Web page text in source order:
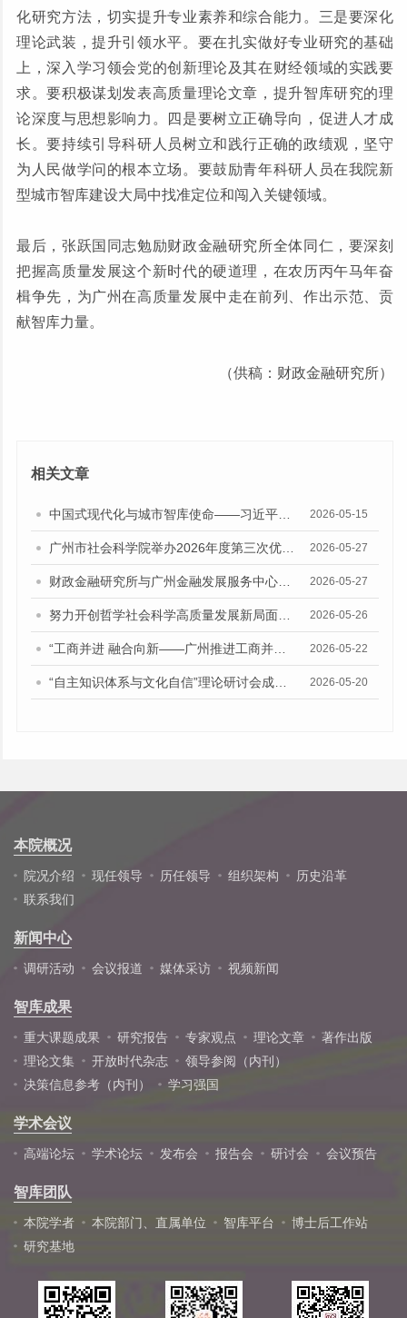
化研究方法，切实提升专业素养和综合能力。三是要深化
理论武装，提升引领水平。要在扎实做好专业研究的基础
上，深入学习领会党的创新理论及其在财经领域的实践要
求。要积极谋划发表高质量理论文章，提升智库研究的理
论深度与思想影响力。四是要树立正确导向，促进人才成
长。要持续引导科研人员树立和践行正确的政绩观，坚守
为人民做学问的根本立场。要鼓励青年科研人员在我院新
型城市智库建设大局中找准定位和闯入关键领域。
最后，张跃国同志勉励财政金融研究所全体同仁，要深刻
把握高质量发展这个新时代的硬道理，在农历丙午马年奋
楫争先，为广州在高质量发展中走在前列、作出示范、贡
献智库力量。
（供稿：财政金融研究所）
相关文章
2026-05-15
2026-05-27
2026-05-27
2026-05-26
2026-05-22
2026-05-20
本院概况
院况介绍 现任领导 历任领导 组织架构
历史沿革
联系我们
新闻中心
调研活动 会议报道 媒体采访 视频新闻
智库成果
重大课题成果 研究报告 专家观点 理论文章
著作出版
理论文集
开放时代杂志
领导参阅（内刊）
决策信息参考（内刊）
学习强国
学术会议
高端论坛 学术论坛 发布会 报告会 研讨会 会议预告
智库团队
本院学者 本院部门、直属单位 智库平台
博士后工作站
研究基地